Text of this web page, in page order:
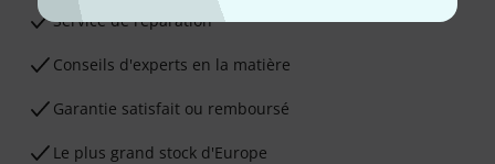
Service de réparation
Conseils d'experts en la matière
Garantie satisfait ou remboursé
Le plus grand stock d'Europe